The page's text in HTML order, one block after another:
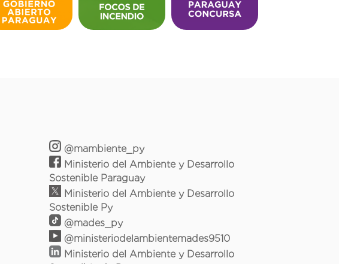
@mambiente_py
Ministerio del Ambiente y Desarrollo
Sostenible Paraguay
Ministerio del Ambiente y Desarrollo
Sostenible Py
@mades_py
@ministeriodelambientemades9510
Ministerio del Ambiente y Desarrollo